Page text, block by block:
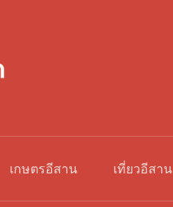
เกษตรอีสาน เที่ยวอีสาน